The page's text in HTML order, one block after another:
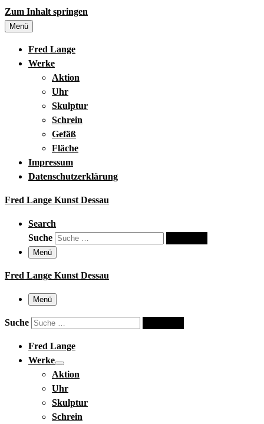
Zum Inhalt springen
Menü
Fred Lange
Werke
Aktion
Uhr
Skulptur
Schrein
Gefäß
Fläche
Impressum
Datenschutzerklärung
Fred Lange Kunst Dessau
Search
Suche
Menü
Fred Lange Kunst Dessau
Menü
Suche
Fred Lange
Werke
Aktion
Uhr
Skulptur
Schrein